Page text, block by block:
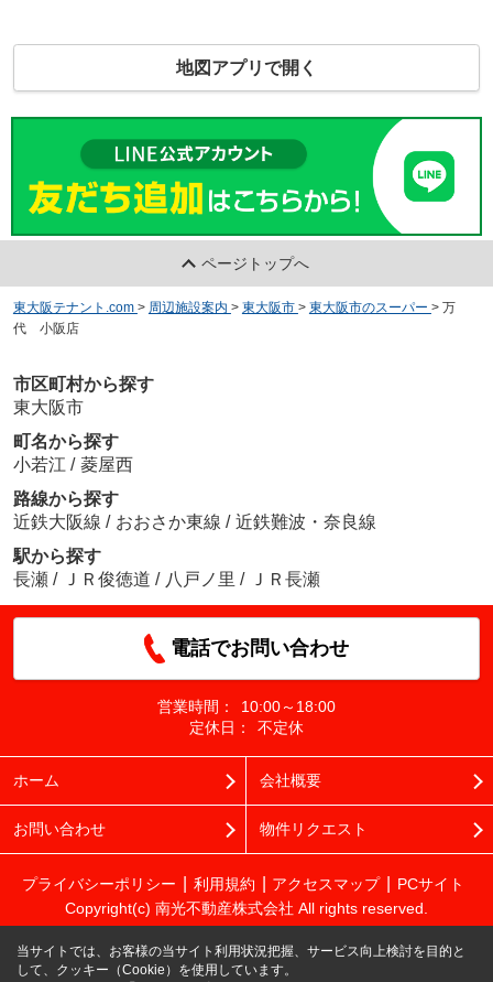
地図アプリで開く
ページトップへ
東大阪テナント.com > 周辺施設案内 > 東大阪市 > 東大阪市のスーパー > 万
代 小阪店
市区町村から探す
東大阪市
町名から探す
小若江 / 菱屋西
路線から探す
近鉄大阪線 / おおさか東線 / 近鉄難波・奈良線
駅から探す
長瀬 / ＪＲ俊徳道 / 八戸ノ里 / ＪＲ長瀬
電話でお問い合わせ
営業時間：
10:00～18:00
定休日：
不定休
ホーム 会社概要
お問い合わせ 物件リクエスト
プライバシーポリシー 利用規約 アクセスマップ
PCサイト
Copyright(c) 南光不動産株式会社 All rights reserved.
当サイトでは、お客様の当サイト利用状況把握、サービス向上検討を目的と
して、クッキー（Cookie）を使用しています。